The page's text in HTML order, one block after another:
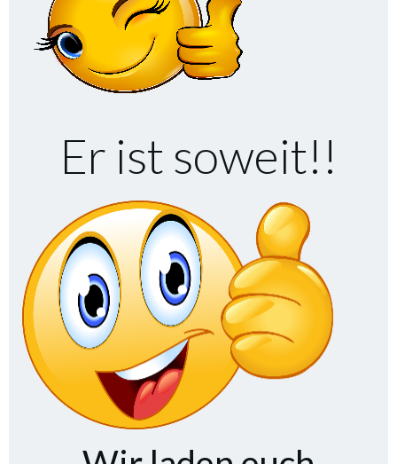
Er ist soweit!!